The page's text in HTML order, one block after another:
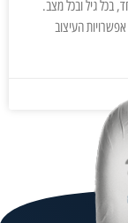
בכל גיל ובכל מצב.
אפשרויות העיצוב